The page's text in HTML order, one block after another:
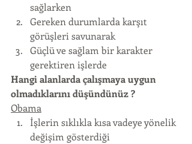
sağlarken
Gereken durumlarda karşıt
görüşleri savunarak
Güçlü ve sağlam bir karakter
gerektiren işlerde
Hangi alanlarda çalışmaya uygun
olmadıklarını düşündünüz ?
Obama
İşlerin sıklıkla kısa vadeye yönelik
değişim gösterdiği